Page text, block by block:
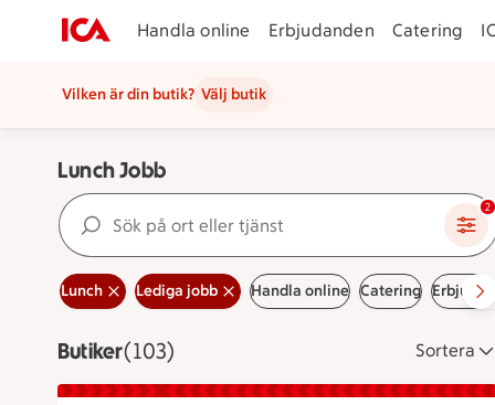
Handla online Erbjudanden Catering
Vilken är din butik? Välj butik
Lunch Jobb
Sök på ort eller tjänst 2
Lunch Lediga jobb Handla online Catering
ButikerVisar 103 stycken
(103) Sortera